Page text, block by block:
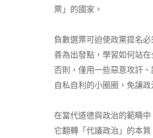
票」的國家。
負數選票可迫使政黨提名
善為出發點，學習如何站
否則，僅用一些惡意攻訐
自私自利的小圈圈，免讓
在當代道德與政治的範疇
它翻轉「代議政治」的本